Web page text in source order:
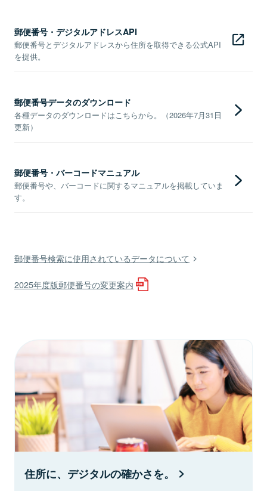
郵便番号・デジタルアドレスAPI
郵便番号とデジタルアドレスから住所を取得できる公式API
を提供。
郵便番号データのダウンロード
各種データのダウンロードはこちらから。（2026年7月31日
更新）
郵便番号・バーコードマニュアル
郵便番号や、バーコードに関するマニュアルを掲載していま
す。
郵便番号検索に使用されているデータについて
2025年度版郵便番号の変更案内
住所に、デジタルの確かさを。